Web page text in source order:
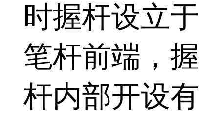
时握杆设立于
笔杆前端，握
杆内部开设有